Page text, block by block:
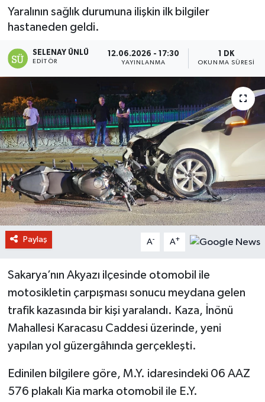
Yaralının sağlık durumuna ilişkin ilk bilgiler
hastaneden geldi.
SELENAY ÜNLÜ
EDITÖR
12.06.2026 - 17:30
YAYINLANMA
1 DK
OKUNMA SÜRESI
Paylaş A- A+
Sakarya’nın Akyazı ilçesinde otomobil ile
motosikletin çarpışması sonucu meydana gelen
trafik kazasında bir kişi yaralandı. Kaza, İnönü
Mahallesi Karacasu Caddesi üzerinde, yeni
yapılan yol güzergâhında gerçekleşti.
Edinilen bilgilere göre, M.Y. idaresindeki 06 AAZ
576 plakalı Kia marka otomobil ile E.Y.